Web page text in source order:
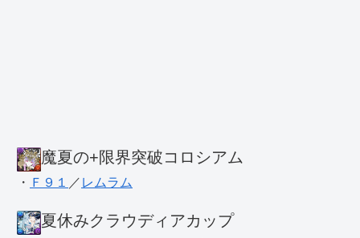
魔夏の+限界突破コロシアム
・ Ｆ９１ ／ レムラム
夏休みクラウディアカップ